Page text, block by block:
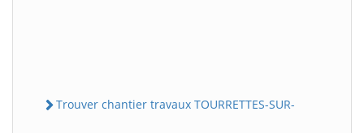
Trouver chantier travaux TOURRETTES-SUR-